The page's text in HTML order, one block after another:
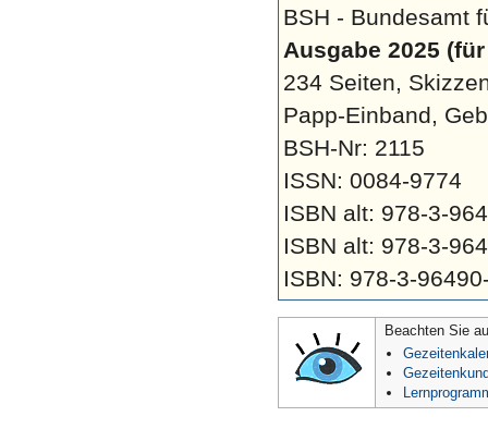
BSH - Bundesamt
Ausgabe 2025
234 Seiten,
Papp-Einband,
BSH-Nr: 2115
ISSN: 0084-9774
ISBN alt: 978-3-
ISBN alt: 978-3-
ISBN: 978-3-
Beachten Sie